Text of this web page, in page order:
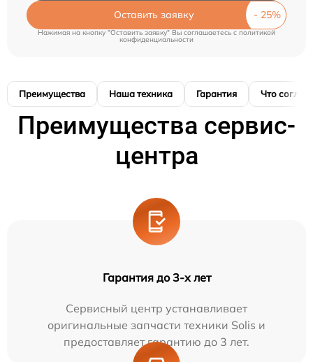
Оставить заявку
Нажимая на кнопку "Оставить заявку" Вы соглашаетесь cполитикой
конфиденциальности
Преимущества Наша техника Гарантия Что
Преимущества сервис-
центра
Гарантия до 3-х лет
Сервисный центр устанавливает
оригинальные запчасти техники Solis и
предоставляет гарантию до 3 лет.